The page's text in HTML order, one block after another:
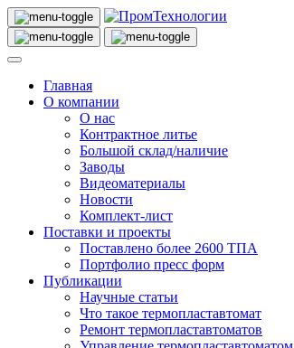
Главная
О компании
О нас
Контрактное литье
Большой склад/наличие
Заводы
Видеоматериалы
Новости
Комплект-лист
Поставки и проекты
Поставлено более 2600 ТПА
Портфолио пресс форм
Публикации
Научные статьи
Что такое термопластавтомат
Ремонт термопластавтоматов